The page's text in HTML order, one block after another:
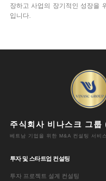
장하고 사업의 장기적인 성장을
입니다.
주식회사 비나스크 그
베트남 기업을 위한 M&A 컨설팅 서비스
투자 및 스타트업 컨설팅
투자 프로젝트 설계 컨설팅